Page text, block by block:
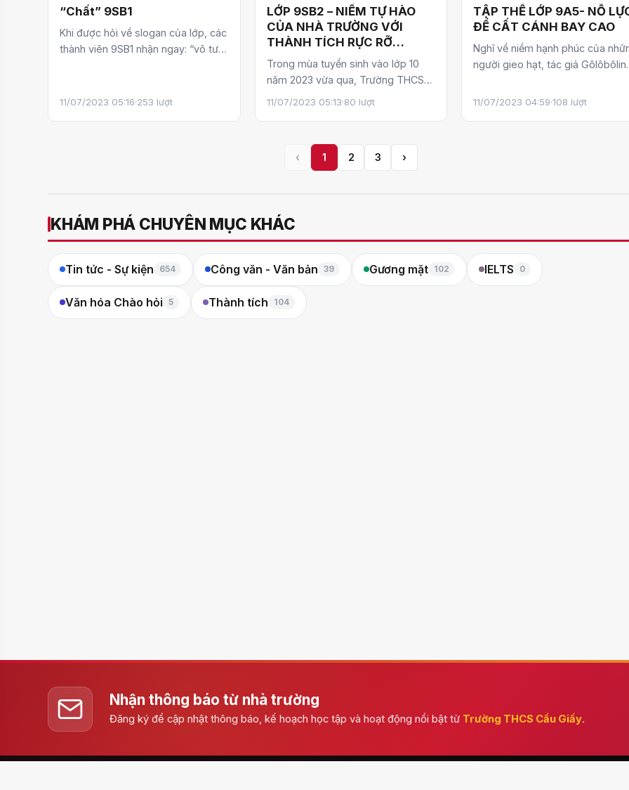
“Chất” 9SB1
Khi được hỏi về slogan của lớp, các
thành viên 9SB1 nhận ngay: “vô tư
11/07/2023 05:16·253 lượt
LỚP 9SB2 – NIỀM TỰ HÀO
CỦA NHÀ TRƯỜNG VỚI
THÀNH TÍCH RỰC RỠ
TRONG KÌ THI VÀO LỚP 10
THPT
Trong mùa tuyển sinh vào lớp 10
năm 2023 vừa qua, Trường THCS
Cầu Giấy là một trong những ngôi
11/07/2023 05:13·80 lượt
TẬP THỂ LỚP 9A5- NỖ
ĐỂ CẤT CÁNH BAY CAO
Nghĩ về niềm hạnh phúc của
người gieo hạt, tác giả Gôlôbôlin
vui mừng…
11/07/2023 04:59·108 lượt
‹ 1 2 3 ›
KHÁM PHÁ CHUYÊN MỤC KHÁC
Tin tức - Sự kiện 654 Công văn - Văn bản 39 Gương mặt 102 IELTS 0
Văn hóa Chào hỏi 5 Thành tích 104
Nhận thông báo từ nhà trường
Đăng ký để cập nhật thông báo, kế hoạch học tập và hoạt động nổi bật từ Trường THCS Cầu Giấy.